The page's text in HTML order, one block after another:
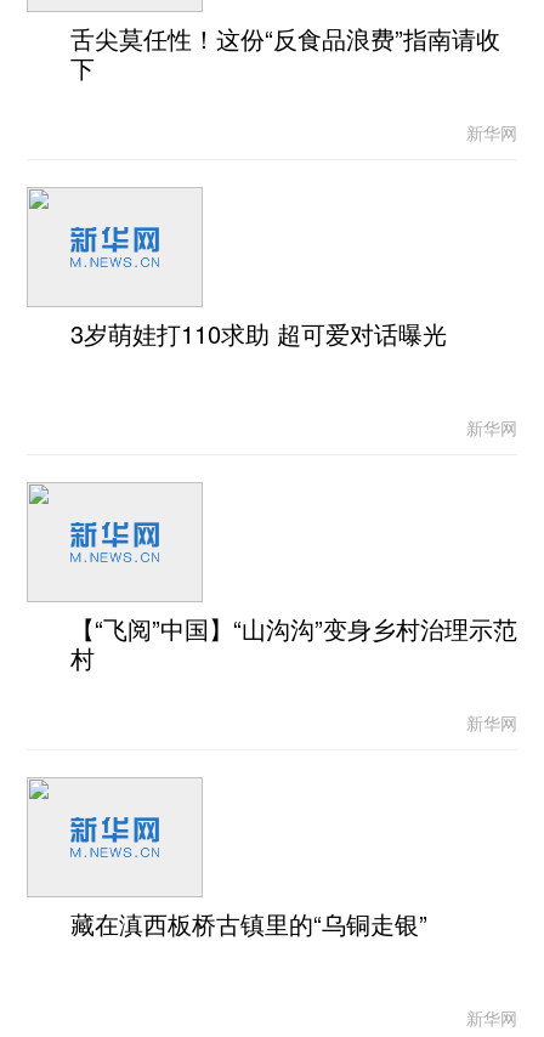
舌尖莫任性！这份“反食品浪费”指南请收
下
新华网
3岁萌娃打110求助 超可爱对话曝光
新华网
【“飞阅”中国】“山沟沟”变身乡村治理示范
村
新华网
藏在滇西板桥古镇里的“乌铜走银”
新华网